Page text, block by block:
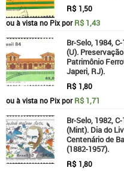
R$ 1,50
ou à vista no Pix porR$ 1,43
Br-Selo, 1984,
(U).
Patrimônio
Japeri, RJ).
R$ 1,80
ou à vista no Pix porR$ 1,71
Br-Selo, 1982,
(Mint). Dia do
Centenário de
(1882-1957).
R$ 1,80